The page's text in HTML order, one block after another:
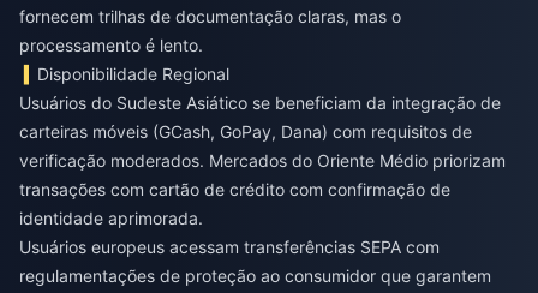
fornecem trilhas de documentação claras, mas o
processamento é lento.
Disponibilidade Regional
Usuários do Sudeste Asiático se beneficiam da integração de
carteiras móveis (GCash, GoPay, Dana) com requisitos de
verificação moderados. Mercados do Oriente Médio priorizam
transações com cartão de crédito com confirmação de
identidade aprimorada.
Usuários europeus acessam transferências SEPA com
regulamentações de proteção ao consumidor que garantem